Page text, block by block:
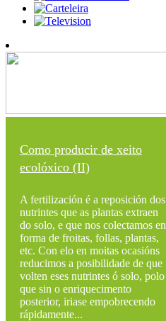
Como producir de xeito
ecolóxico (II)
A fertilización é a reposición dos
nutrintes que as plantas extraen
do solo, e que nos colectamos en
forma de froitas, follas, plantas,
etc. Con elo en moitas ocasións
reducimos a posibilidade de que
volten eses nutrintes ó solo, polo
que sin o enriquecimento
posterior, iriase empobrecendo
rápidamente...